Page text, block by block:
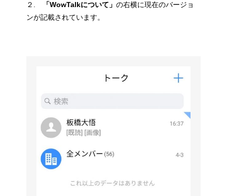
２. 「WowTalkについて」 の右横に現在のバージョ
ンが記載されています。